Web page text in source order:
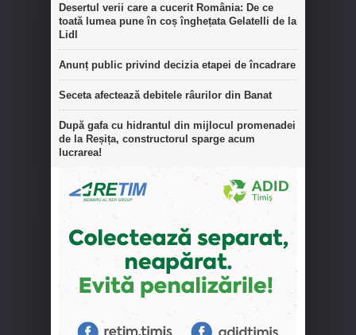
Desertul verii care a cucerit România: De ce
toată lumea pune în coș înghețata Gelatelli de la
Lidl
Anunț public privind decizia etapei de încadrare
Seceta afectează debitele râurilor din Banat
După gafa cu hidrantul din mijlocul promenadei
de la Reșița, constructorul sparge acum
lucrarea!